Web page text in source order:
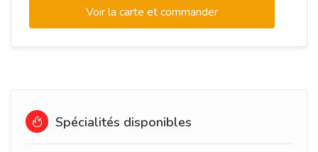
Voir la carte et commander
Spécialités disponibles